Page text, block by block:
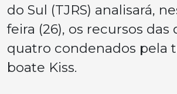
do Sul (TJRS) analisará,
feira (26), os recursos das
quatro condenados pela
boate Kiss.